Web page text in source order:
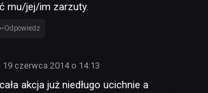
mu/jej/im zarzuty.
Odpowiedz
19 czerwca 2014 o 14:13
akcja już niedługo ucichnie a